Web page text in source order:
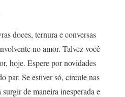
doces, ternura e conversas
no amor. Talvez você
hoje. Espere por novidades
par. Se estiver só, circule nas
de maneira inesperada e